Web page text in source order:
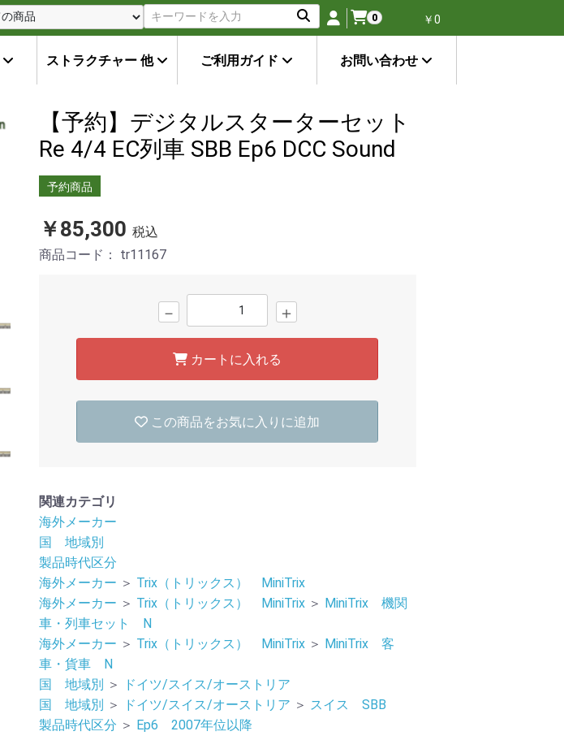
0 ￥0
ストラクチャー 他 ご利用ガイド お問い合わせ
【予約】デジタルスターターセット
Re 4/4 EC列車 SBB Ep6 DCC Sound
予約商品
￥85,300 税込
商品コード： tr11167
－ ＋
カートに入れる
この商品をお気に入りに追加
関連カテゴリ
海外メーカー
国 地域別
製品時代区分
海外メーカー ＞ Trix（トリックス） MiniTrix
海外メーカー ＞ Trix（トリックス） MiniTrix ＞ MiniTrix 機関
車・列車セット N
海外メーカー ＞ Trix（トリックス） MiniTrix ＞ MiniTrix 客
車・貨車 N
国 地域別 ＞
ドイツ/スイス/オーストリア
国 地域別 ＞ ドイツ/スイス/オーストリア ＞ スイス SBB
製品時代区分 ＞ Ep6 2007年位以降